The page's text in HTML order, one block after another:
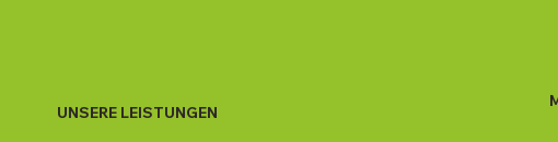
UNSERE LEISTUNGEN